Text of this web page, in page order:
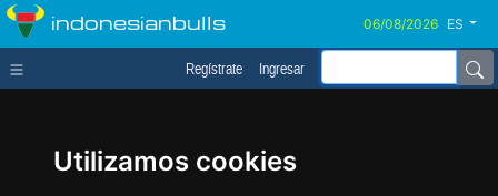
Utilizamos cookies
indonesianbulls ES
Regístrate Ingresar